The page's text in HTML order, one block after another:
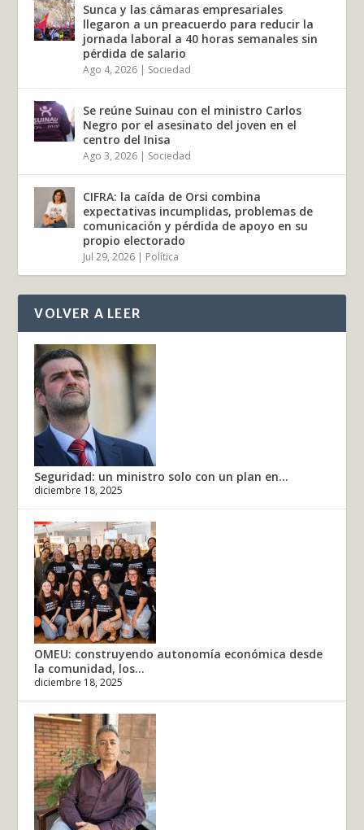
Sunca y las cámaras empresariales
llegaron a un preacuerdo para reducir la
jornada laboral a 40 horas semanales sin
pérdida de salario
Ago 4, 2026 | Sociedad
Se reúne Suinau con el ministro Carlos
Negro por el asesinato del joven en el
centro del Inisa
Ago 3, 2026 | Sociedad
CIFRA: la caída de Orsi combina
expectativas incumplidas, problemas de
comunicación y pérdida de apoyo en su
propio electorado
Jul 29, 2026 | Política
VOLVER A LEER
Seguridad: un ministro solo con un plan en...
diciembre 18, 2025
OMEU: construyendo autonomía económica desde
la comunidad, los...
diciembre 18, 2025